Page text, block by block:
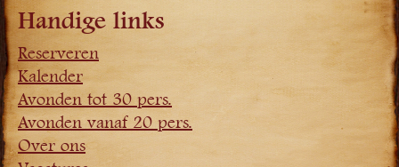
Handige links
Reserveren
Kalender
Avonden tot 30 pers.
Avonden vanaf 20 pers.
Over ons